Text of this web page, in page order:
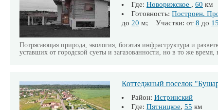
Где: Новорижское , 60 км
Готовность: Построен.
до 20 м; Участки: от 8 до
Потрясающая природа, экология, богатая инфраструктура и
уставших от городской суеты и загазованности, но в то же
Коттеджный поселок
Район: Истринский
Где: Пятницкое, 55 км